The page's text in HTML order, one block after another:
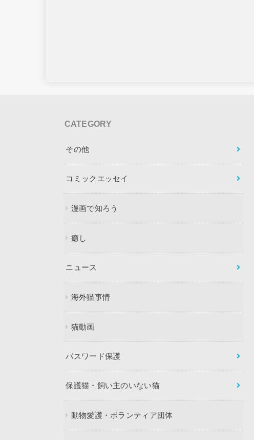
CATEGORY
その他
コミックエッセイ
漫画で知ろう
癒し
ニュース
海外猫事情
猫動画
パスワード保護
保護猫・飼い主のいない猫
動物愛護・ボランティア団体